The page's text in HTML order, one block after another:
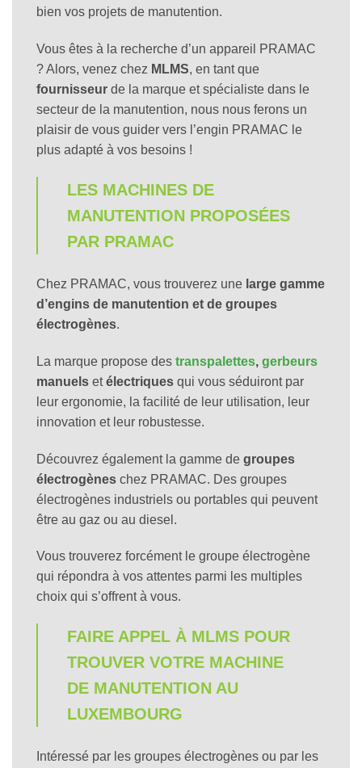
bien vos projets de manutention.
Vous êtes à la recherche d’un appareil PRAMAC
? Alors, venez chez MLMS, en tant que
fournisseur de la marque et spécialiste dans le
secteur de la manutention, nous nous ferons un
plaisir de vous guider vers l’engin PRAMAC le
plus adapté à vos besoins !
LES MACHINES DE
MANUTENTION PROPOSÉES
PAR PRAMAC
Chez PRAMAC, vous trouverez une large gamme
d’engins de manutention et de groupes
électrogènes.
La marque propose des transpalettes, gerbeurs
manuels etélectriques qui vous séduiront par
leur ergonomie, la facilité de leur utilisation, leur
innovation et leur robustesse.
Découvrez également la gamme de groupes
électrogènes chez PRAMAC. Des groupes
électrogènes industriels ou portables qui peuvent
être au gaz ou au diesel.
Vous trouverez forcément le groupe électrogène
qui répondra à vos attentes parmi les multiples
choix qui s’offrent à vous.
FAIRE APPEL À MLMS POUR
TROUVER VOTRE MACHINE
DE MANUTENTION AU
LUXEMBOURG
Intéressé par les groupes électrogènes ou par les